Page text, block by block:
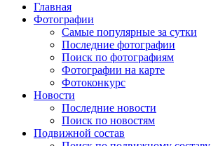
Главная
Фотографии
Cамые популярные за сутки
Последние фотографии
Поиск по фотографиям
Фотографии на карте
Фотоконкурс
Новости
Последние новости
Поиск по новостям
Подвижной состав